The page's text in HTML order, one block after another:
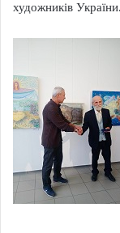
художників України.